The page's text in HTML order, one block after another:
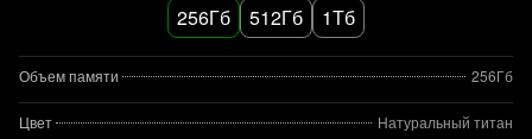
256Гб
512Гб 1Тб
Объем памяти 256Гб
Цвет Натуральный титан